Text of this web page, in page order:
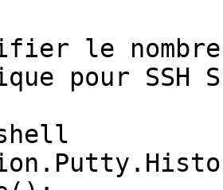
le
pour SSH